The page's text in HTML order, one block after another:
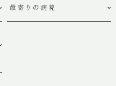
最寄りの病院